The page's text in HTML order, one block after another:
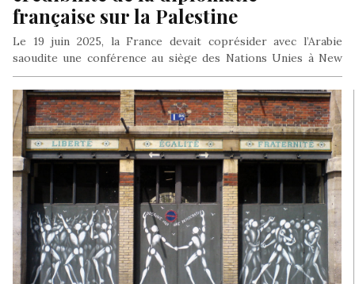
française sur la Palestine
Le 19 juin 2025, la France devait coprésider avec l’Arabie
saoudite une conférence au siège des Nations Unies à New
York en vue de promouvoir une reconnaissance internationale
de l’État de Palestine, le jour même où, fâcheuse coïncidence,
la justice française doit se prononcer sur le sort de Georges
Ibrahim Abdallah, ce militant libanais de confession chrétienne
mais communiste qui a dédié sa vie à la reconnaissance d’une
Palestine indépendante.